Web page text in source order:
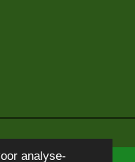
analyse-